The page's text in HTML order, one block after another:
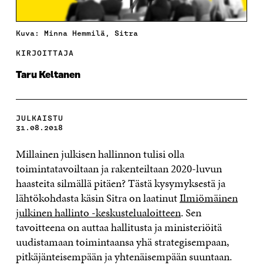
Kuva: Minna Hemmilä, Sitra
KIRJOITTAJA
Taru Keltanen
JULKAISTU
31.08.2018
Millainen julkisen hallinnon tulisi olla
toimintatavoiltaan ja rakenteiltaan 2020-luvun
haasteita silmällä pitäen? Tästä kysymyksestä ja
lähtökohdasta käsin Sitra on laatinutIlmiömäinen
julkinen hallinto -keskustelualoitteen. Sen
tavoitteena on auttaa hallitusta ja ministeriöitä
uudistamaan toimintaansa yhä strategisempaan,
pitkäjänteisempään ja yhtenäisempään suuntaan.